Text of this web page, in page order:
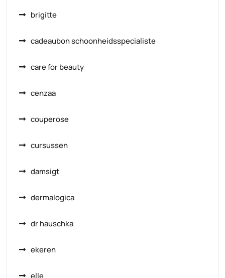
brigitte
cadeaubon schoonheidsspecialiste
care for beauty
cenzaa
couperose
cursussen
damsigt
dermalogica
dr hauschka
ekeren
elle